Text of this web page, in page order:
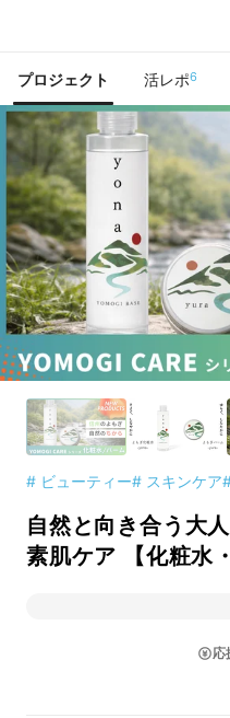
プロジェクト 活レポ6
# ビューティー# スキンケア
自然と向き合う大
素肌ケア 【化粧水
応